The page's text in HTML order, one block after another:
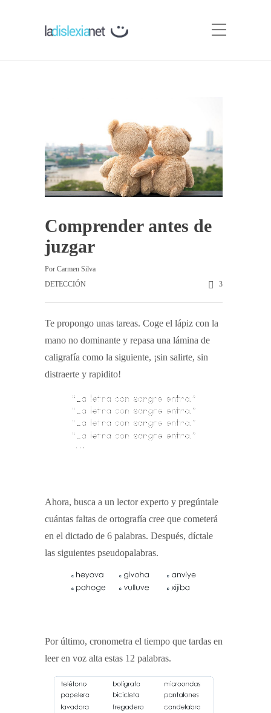
Comprender antes de
juzgar
Por Carmen Silva
DETECCIÓN
3
Te propongo unas tareas. Coge el lápiz con la
mano no dominante y repasa una lámina de
caligrafía como la siguiente, ¡sin salirte, sin
distraerte y rapidito!
Ahora, busca a un lector experto y pregúntale
cuántas faltas de ortografía cree que cometerá
en el dictado de 6 palabras. Después, díctale
las siguientes pseudopalabras.
Por último, cronometra el tiempo que tardas en
leer en voz alta estas 12 palabras.